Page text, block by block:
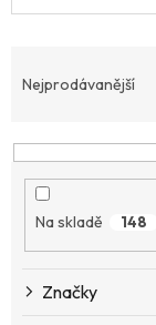
a
n
Nejprodávanější
Na skladě 148
Značky